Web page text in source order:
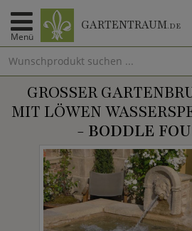
Menü
GARTENTRAUM.DE
GROSSER
IT LÖWEN
BODDLE